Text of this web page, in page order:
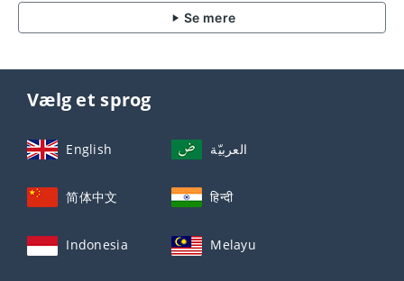
Se mere
Vælg et sprog
English العربيّة
简体中文 हिन्दी
Indonesia Melayu